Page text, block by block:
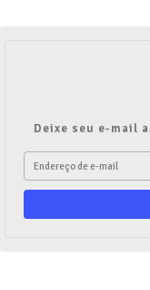
Deixe seu e-mail